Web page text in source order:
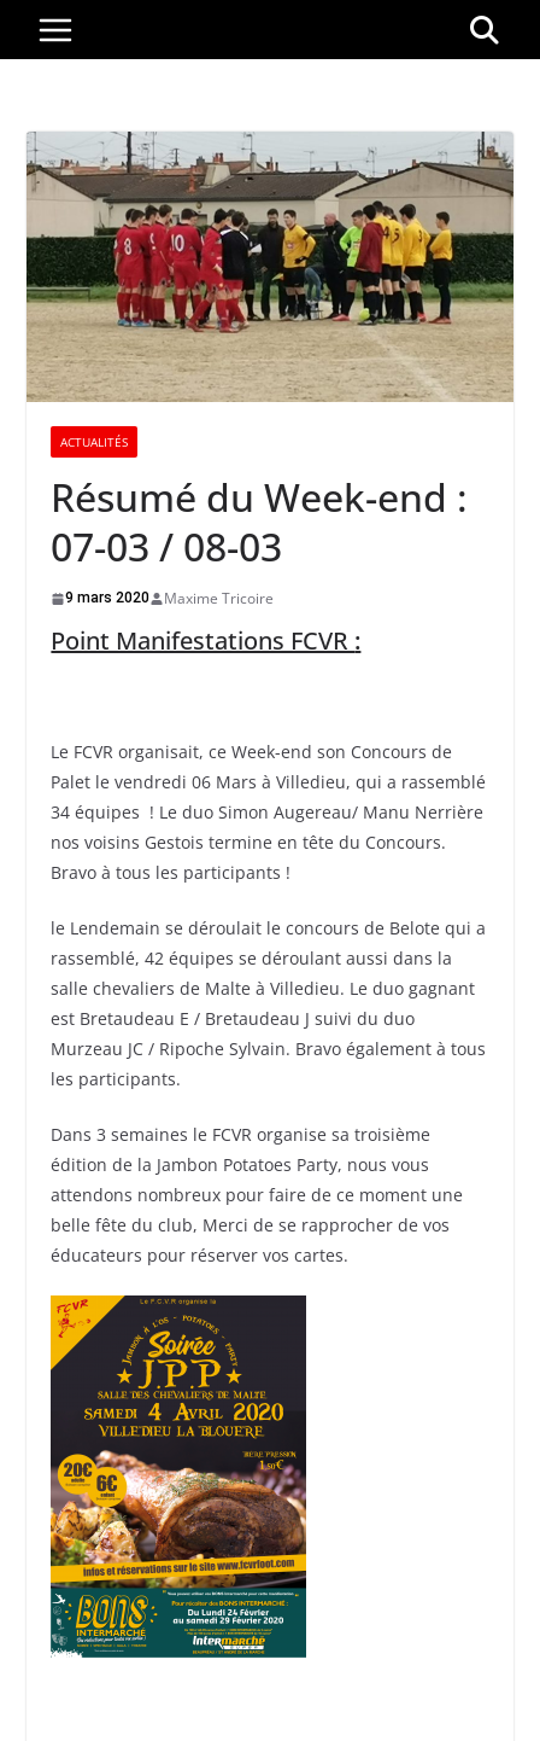
Passer
ACTUALITÉS
Résumé du Week-end :
07-03 / 08-03
9 mars 2020 Maxime Tricoire
Point Manifestations FCVR :
Le FCVR organisait, ce Week-end son Concours de
Palet le vendredi 06 Mars à Villedieu, qui a rassemblé
34 équipes ! Le duo Simon Augereau/ Manu Nerrière
nos voisins Gestois termine en tête du Concours.
Bravo à tous les participants !
le Lendemain se déroulait le concours de Belote qui a
rassemblé, 42 équipes se déroulant aussi dans la
salle chevaliers de Malte à Villedieu. Le duo gagnant
est Bretaudeau E / Bretaudeau J suivi du duo
Murzeau JC / Ripoche Sylvain. Bravo également à tous
les participants.
Dans 3 semaines le FCVR organise sa troisième
édition de la Jambon Potatoes Party, nous vous
attendons nombreux pour faire de ce moment une
belle fête du club, Merci de se rapprocher de vos
éducateurs pour réserver vos cartes.